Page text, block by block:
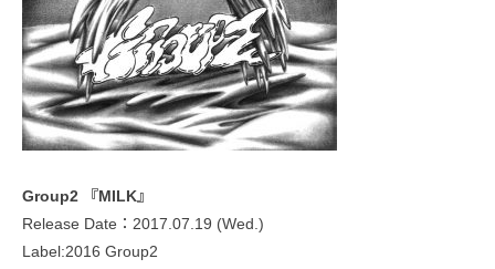
Group2 『MILK』
Release Date：2017.07.19 (Wed.)
Label:2016 Group2